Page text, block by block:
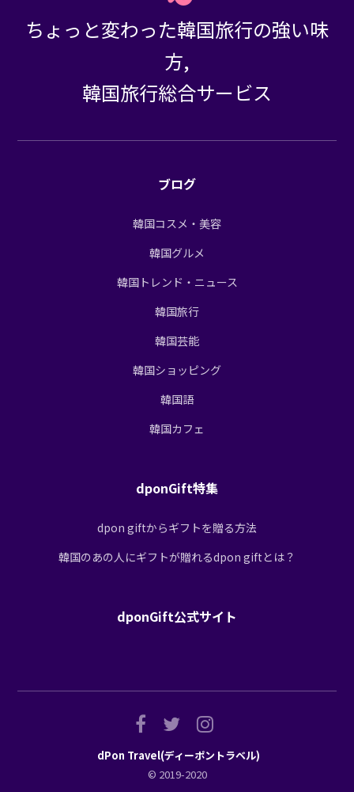
ちょっと変わった韓国旅行の強い味
方,
韓国旅行総合サービス
ブログ
韓国コスメ・美容
韓国グルメ
韓国トレンド・ニュース
韓国旅行
韓国芸能
韓国ショッピング
韓国語
韓国カフェ
dponGift特集
dpon giftからギフトを贈る方法
韓国のあの人にギフトが贈れるdpon giftとは？
dponGift公式サイト
© 2019-2020
dPon Travel(ディーポントラベル)